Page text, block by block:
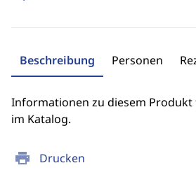
print Drucken
Beschreibung Personen
Informationen zu diesem Produkt
im Katalog.